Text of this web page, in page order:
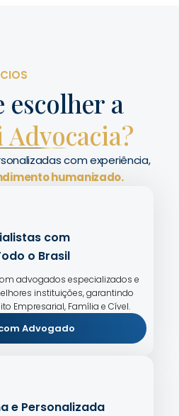
escolher a
com experiência,
humanizado.
com
o Brasil
advogados especializados e
instituições, garantindo
Empresarial, Família e Cível.
Advogado
e Personalizada